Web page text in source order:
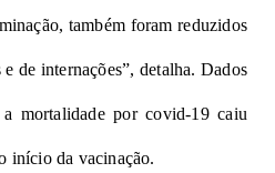
também foram reduzidos
de internações”, detalha. Dados
mortalidade por covid-19 caiu
início da vacinação.